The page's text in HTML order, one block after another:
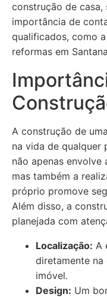
construção de casa,
importância de
qualificados, como
reformas em
A construção de
na vida de qualquer
não apenas
mas também a
próprio promove
Além disso, a
planejada com
Localização: A
diretamente
imóvel.
Design: Um